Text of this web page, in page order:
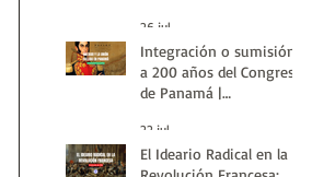
26 jul
Integración o sumisión:
a 200 años del Congreso
de Panamá |
as | Huellas de la
Historia
22 jul
El Ideario Radical en la